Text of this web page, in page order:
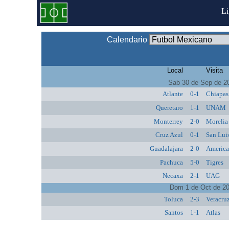
Calendario
Local Visita
Sab 30 de Sep de
Atlante
0-1 Chiapas
Queretaro
1-1 UNAM
Monterrey
2-0 Morelia
Cruz Azul
0-1 San
Guadalajara
2-0 America
Pachuca
5-0 Tigres
Necaxa
2-1 UAG
Dom 1 de Oct de
Toluca
2-3
Santos
1-1 Atlas